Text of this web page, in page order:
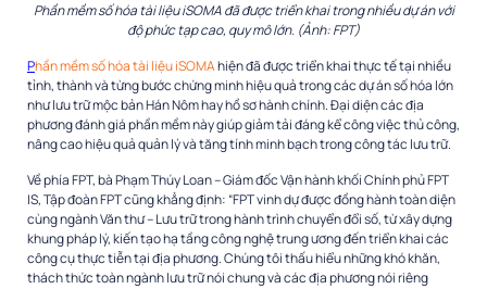
Phần mềm số hóa tài liệu iSOMA đã được triển khai trong nhiều dự án với
độ phức tạp cao, quy mô lớn. (Ảnh: FPT)
Phần mềm số hóa tài liệu iSOMAhiện đã được triển khai thực tế tại nhiều
tỉnh, thành và từng bước chứng minh hiệu quả trong các dự án số hóa lớn
như lưu trữ mộc bản Hán Nôm hay hồ sơ hành chính. Đại diện các địa
phương đánh giá phần mềm này giúp giảm tải đáng kể công việc thủ công,
nâng cao hiệu quả quản lý và tăng tính minh bạch trong công tác lưu trữ.
Về phía FPT, bà Phạm Thúy Loan – Giám đốc Vận hành khối Chính phủ FPT
IS, Tập đoàn FPT cũng khẳng định: “FPT vinh dự được đồng hành toàn diện
cùng ngành Văn thư – Lưu trữ trong hành trình chuyển đổi số, từ xây dựng
khung pháp lý, kiến tạo hạ tầng công nghệ trung ương đến triển khai các
công cụ thực tiễn tại địa phương. Chúng tôi thấu hiểu những khó khăn,
thách thức toàn ngành lưu trữ nói chung và các địa phương nói riêng